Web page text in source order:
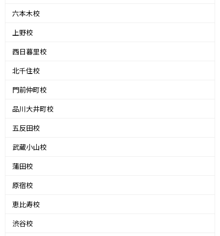
六本木校
上野校
西日暮里校
北千住校
門前仲町校
品川大井町校
五反田校
武蔵小山校
蒲田校
原宿校
恵比寿校
渋谷校